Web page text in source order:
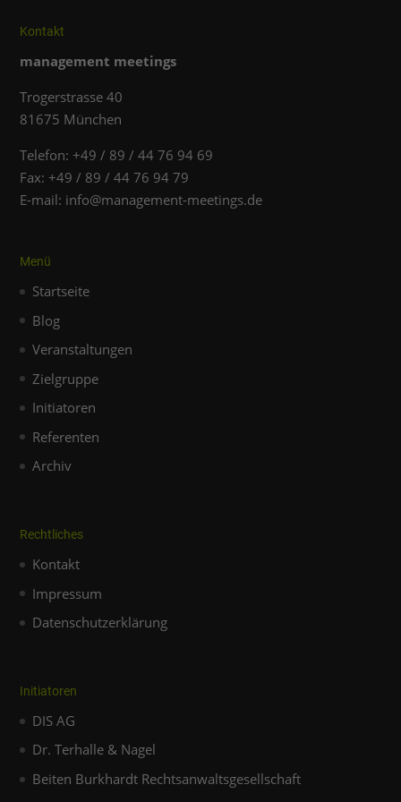
Kontakt
management meetings
Trogerstrasse 40
81675 München
Telefon: +49 / 89 / 44 76 94 69
Fax: +49 / 89 / 44 76 94 79
E-mail: info@management-meetings.de
Menü
Startseite
Blog
Veranstaltungen
Zielgruppe
Initiatoren
Referenten
Archiv
Rechtliches
Kontakt
Impressum
Datenschutzerklärung
Initiatoren
DIS AG
Dr. Terhalle & Nagel
Beiten Burkhardt Rechtsanwaltsgesellschaft
externen Medien akzeptiert werden, bedarf der Zugriff auf
Cookie-Informationen anzeigen